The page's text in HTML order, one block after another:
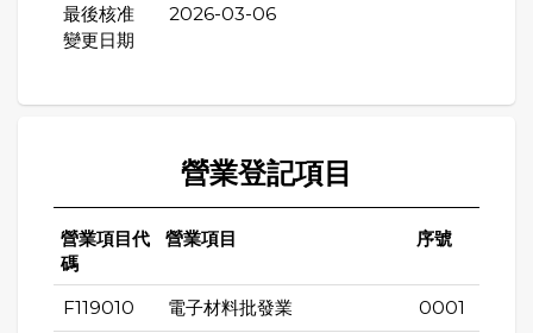
最後核准
變更日期
2026-03-06
營業登記項目
營業項目代
碼
營業項目 序號
F119010 電子材料批發業 0001